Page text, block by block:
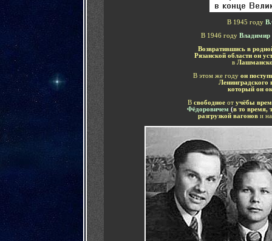
В 1945 году
В 1946 году Владимир
Возвратившись в
Рязанской области он
в
В этом же году он п
Ленинградского
который он
В свободное от учёбы
Фёдоровичем (в то время,
разгрузкой вагонов и